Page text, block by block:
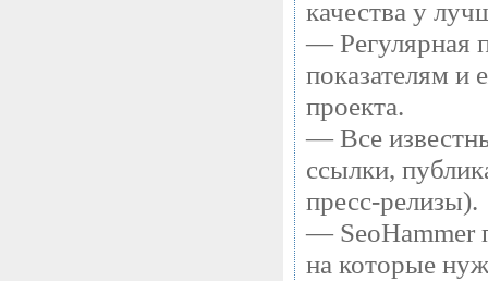
качества у
— Регулярная
показателям и
проекта.
— Все
ссылки,
пресс-релизы).
— SeoHammer
на которые